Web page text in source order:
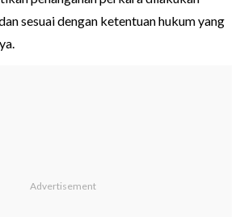
sesuai dengan ketentuan hukum yang